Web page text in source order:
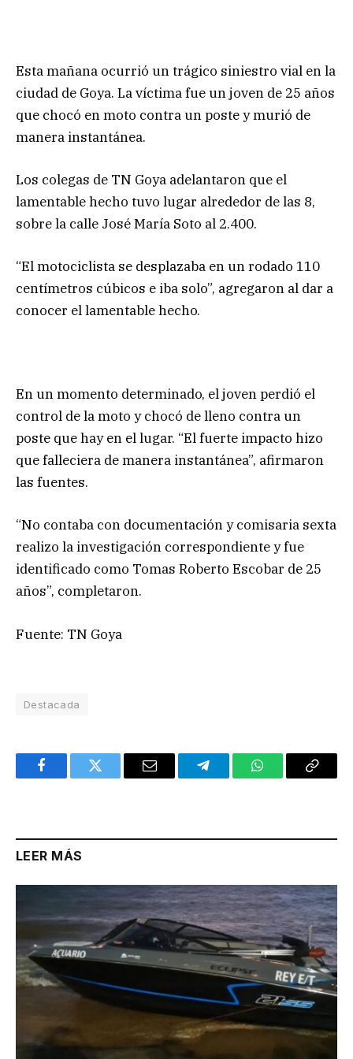
Esta mañana ocurrió un trágico siniestro vial en la
ciudad de Goya. La víctima fue un joven de 25 años
que chocó en moto contra un poste y murió de
manera instantánea.
Los colegas de TN Goya adelantaron que el
lamentable hecho tuvo lugar alrededor de las 8,
sobre la calle José María Soto al 2.400.
“El motociclista se desplazaba en un rodado 110
centímetros cúbicos e iba solo”, agregaron al dar a
conocer el lamentable hecho.
En un momento determinado, el joven perdió el
control de la moto y chocó de lleno contra un
poste que hay en el lugar. “El fuerte impacto hizo
que falleciera de manera instantánea”, afirmaron
las fuentes.
“No contaba con documentación y comisaria sexta
realizo la investigación correspondiente y fue
identificado como Tomas Roberto Escobar de 25
años”, completaron.
Fuente: TN Goya
Destacada
FacebookTwitter Email TelegramWhatsAppCopy
LEER MÁS